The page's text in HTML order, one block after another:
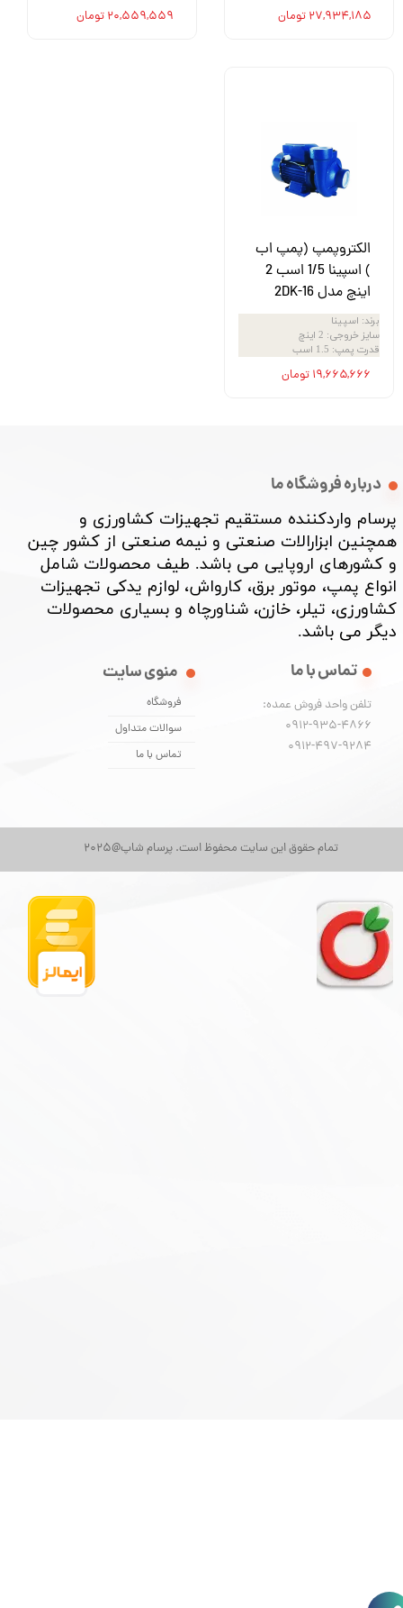
۲۷,۹۳۴,۱۸۵ تومان ۲۰,۵۵۹,۵۵۹ تومان
الکتروپمپ (پمپ اب
) اسپینا 1/5 اسب 2
اینچ مدل 2DK-16
برند: اسپینا
سایز خروجی: 2 اینچ
قدرت پمپ: 1.5 اسب
۱۹,۶۶۵,۶۶۶ تومان
تمام حقوق این سایت محفوظ است. پرسام شاپ@2025
درباره فروشگاه ما
پرسام واردکننده مستقیم تجهیزات کشاورزی و
همچنین ابزارالات صنعتی و نیمه صنعتی از کشور چین
و کشورهای اروپایی می باشد. طیف محصولات شامل
انواع پمپ، موتور برق، کارواش، لوازم یدکی تجهیزات
کشاورزی، تیلر، خازن، شناورچاه و بسیاری محصولات
دیگر می باشد. ​​​​​​​
منوی سایت
فروشگاه
سوالات متداول
تماس با ما
تماس با ما
تلفن واحد فروش عمده:
0912-935-4866
​​​​​​​0912-497-9284